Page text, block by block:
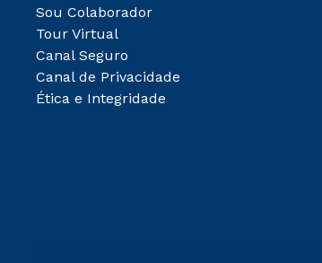
Sou Colaborador
Tour Virtual
Canal Seguro
Canal de Privacidade
Ética e Integridade